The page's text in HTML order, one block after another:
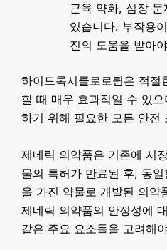
근육 약화, 심장
있습니다. 부작용
진의 도움을 받아
하이드록시클로로퀸은 적절
할 때 매우 효과적일 수 있
하기 위해 필요한 모든 안전
제네릭 의약품은 기존에 시
물의 특허가 만료된 후, 동
을 가진 약물로 개발된 의약
제네릭 의약품의 안정성에
같은 주요 요소들을 고려해